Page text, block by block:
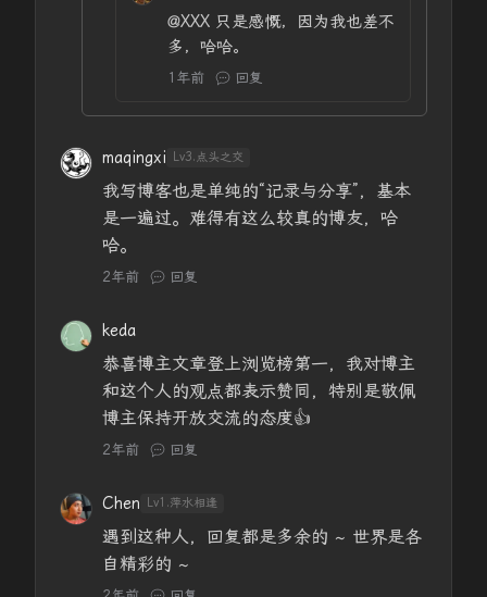
@XXX 只是感慨，因为我也差不
多，哈哈。
1年前 回复
maqingxi Lv3.点头之交
我写博客也是单纯的“记录与分享”，基本
是一遍过。难得有这么较真的博友，哈
哈。
2年前 回复
keda
恭喜博主文章登上浏览榜第一，我对博主
和这个人的观点都表示赞同，特别是敬佩
博主保持开放交流的态度👍
2年前 回复
Chen Lv1.萍水相逢
遇到这种人，回复都是多余的 ~ 世界是各
自精彩的 ~